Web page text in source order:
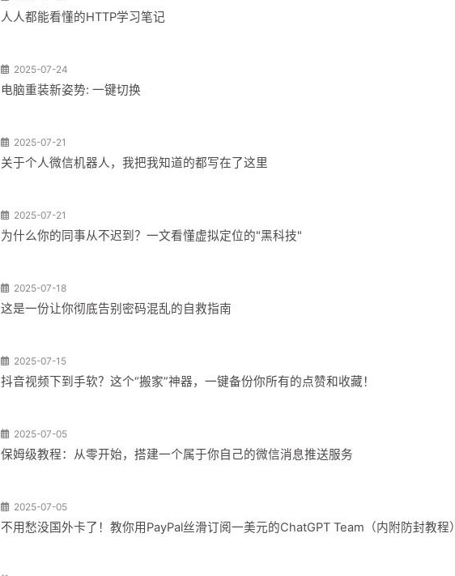
人人都能看懂的HTTP学习笔记
2025-07-24
电脑重装新姿势: 一键切换
2025-07-21
关于个人微信机器人，我把我知道的都写在了这里
2025-07-21
为什么你的同事从不迟到？一文看懂虚拟定位的"黑科技"
2025-07-18
这是一份让你彻底告别密码混乱的自救指南
2025-07-15
抖音视频下到手软？这个“搬家”神器，一键备份你所有的点赞和收藏！
2025-07-05
保姆级教程：从零开始，搭建一个属于你自己的微信消息推送服务
2025-07-05
不用愁没国外卡了！教你用PayPal丝滑订阅一美元的ChatGPT Team（内附防封教程）